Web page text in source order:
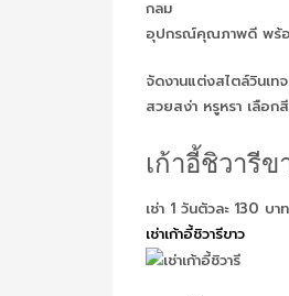
กลม
อุปกรณ์คุณภาพดี พร้อ
จัดงานแต่งสไตล์วินเ
สวยสง่า หรูหรา เลือก
เก้าอี้ชิวารี
เช่า 1 วันตัวละ 130 บาท
เช่าเก้าอี้ชิวารีขาว